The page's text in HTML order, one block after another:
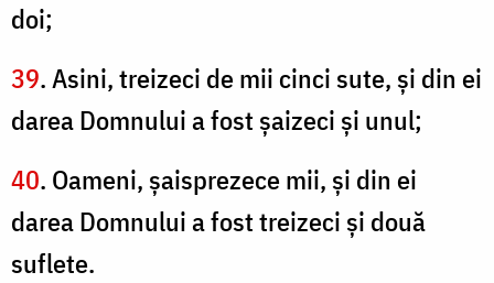
doi;
39. Asini, treizeci de mii cinci sute, şi din ei
darea Domnului a fost şaizeci şi unul;
40. Oameni, şaisprezece mii, şi din ei
darea Domnului a fost treizeci şi două
suflete.